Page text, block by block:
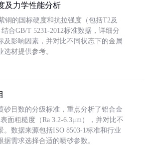
及力学性能分析
铜的国标硬度和抗拉强度（包括T2及
合GB/T 5231-2012标准数据，详细分
及影响因素，并对比不同状态下的金属
材提供参考。
砂目数的分级标准，重点分析了铝合金
面粗糙度（Ra 3.2-6.3μm），并对比不
。数据来源包括ISO 8503-1标准和行业
据需求选择合适的喷砂参数。